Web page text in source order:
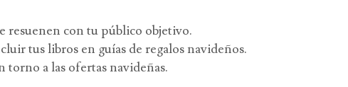
resuenen con tu público objetivo.
tus libros en guías de regalos navideños.
torno a las ofertas navideñas.